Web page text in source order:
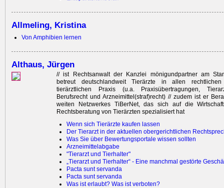
Allmeling, Kristina
Von Amphibien lernen
Althaus, Jürgen
// ist Rechtsanwalt der Kanzlei mönigundpartner am
betreut deutschlandweit Tierärzte in ­allen
tierärztlichen Praxis (u.a. Praxisübertragungen,
Berufsrecht und Arzneimittel(straf)recht) // zudem ist er
weiten Netzwerkes TiBerNet, das sich auf die
Rechtsberatung von Tierärzten spezialisiert hat
Wenn sich Tierärzte kaufen lassen
Der Tierarzt in der aktuellen obergerichtlichen
Was Sie über Bewertungsportale wissen sollten
Arzneimittelabgabe
"Tierarzt und Tierhalter"
„Tierarzt und Tierhalter“ - Eine manchmal gestörte
Pacta sunt servanda
Pacta sunt servanda
Was ist erlaubt? Was ist verboten?